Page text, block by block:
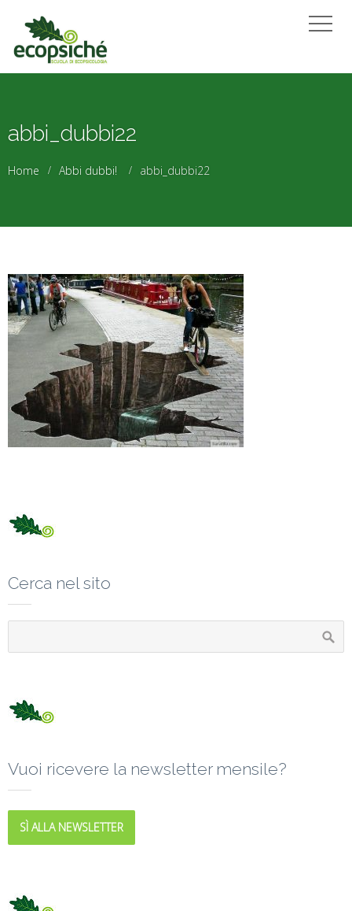
abbi_dubbi22
Home Abbi dubbi! abbi_dubbi22
Cerca nel sito
Vuoi ricevere la newsletter mensile?
SÌ ALLA NEWSLETTER